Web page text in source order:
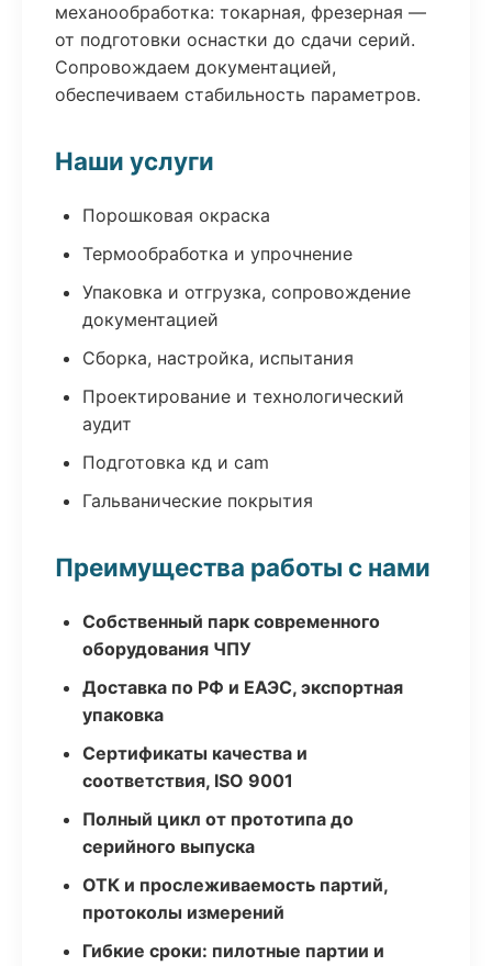
механообработка: токарная, фрезерная —
от подготовки оснастки до сдачи серий.
Сопровождаем документацией,
обеспечиваем стабильность параметров.
Наши услуги
Порошковая окраска
Термообработка и упрочнение
Упаковка и отгрузка, сопровождение
документацией
Сборка, настройка, испытания
Проектирование и технологический
аудит
Подготовка кд и cam
Гальванические покрытия
Преимущества работы с нами
Собственный парк современного
оборудования ЧПУ
Доставка по РФ и ЕАЭС, экспортная
упаковка
Сертификаты качества и
соответствия, ISO 9001
Полный цикл от прототипа до
серийного выпуска
ОТК и прослеживаемость партий,
протоколы измерений
Гибкие сроки: пилотные партии и